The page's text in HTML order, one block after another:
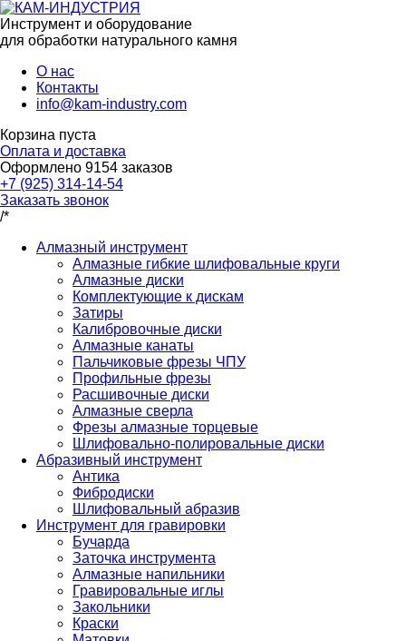
Инструмент и оборудование
для обработки натурального камня
О нас
Контакты
info@kam-industry.com
Корзина пуста
Оплата и доставка
Оформлено 9154 заказов
+7 (925) 314-14-54
Заказать звонок
/*
Алмазный инструмент
Алмазные гибкие шлифовальные круги
Алмазные диски
Комплектующие к дискам
Затиры
Калибровочные диски
Алмазные канаты
Пальчиковые фрезы ЧПУ
Профильные фрезы
Расшивочные диски
Алмазные сверла
Фрезы алмазные торцевые
Шлифовально-полировальные диски
Абразивный инструмент
Антика
Фибродиски
Шлифовальный абразив
Инструмент для гравировки
Бучарда
Заточка инструмента
Алмазные напильники
Гравировальные иглы
Закольники
Краски